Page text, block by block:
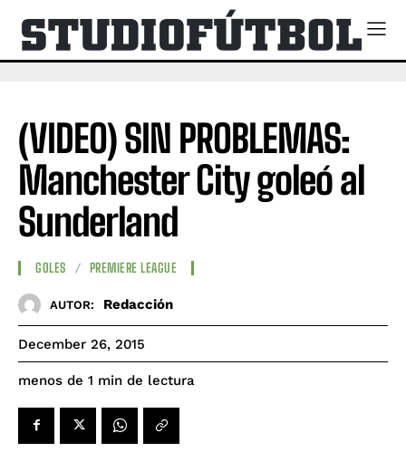
(VIDEO) SIN PROBLEMAS:
Manchester City goleó al
Sunderland
GOLES PREMIERE LEAGUE
AUTOR: Redacción
December 26, 2015
menos de 1 min de lectura